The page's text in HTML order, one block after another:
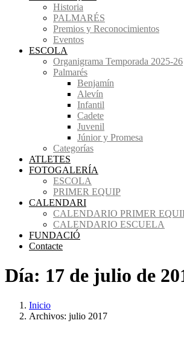
Historia
PALMARÉS
Premios y Reconocimientos
Eventos
ESCOLA
Organigrama Temporada 2025-26
Palmarés
Benjamín
Alevín
Infantil
Cadete
Juvenil
Júnior y Promesa
Categorías
ATLETES
FOTOGALERÍA
ESCOLA
PRIMER EQUIP
CALENDARI
CALENDARIO PRIMER
CALENDARIO ESCUELA
FUNDACIÓ
Contacte
Día: 17 de julio de
Inicio
Archivos: julio 2017